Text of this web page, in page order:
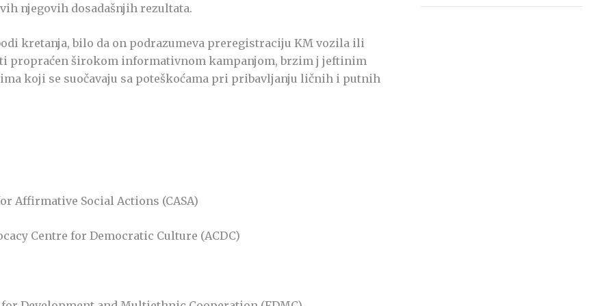
njegovih dosadašnjih rezultata.
kretanja, bilo da on podrazumeva preregistraciju KM vozila ili
propraćen širokom informativnom kampanjom, brzim j jeftinim
koji se suočavaju sa poteškoćama pri pribavljanju ličnih i putnih
Affirmative Social Actions (CASA)
Centre for Democratic Culture (ACDC)